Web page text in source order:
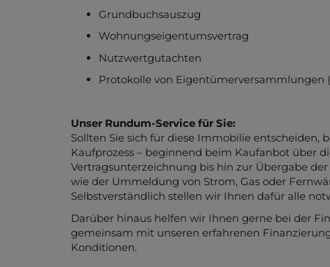
Grundbuchsauszug
Wohnungseigentumsvertrag
Nutzwertgutachten
Protokolle von Eigentümerversammlungen
Unser Rundum-Service für Sie:
Sollten Sie sich für diese Immobilie
Kaufprozess – beginnend beim Kaufanbot über
Vertragsunterzeichnung bis hin zur Übergabe
wie der Ummeldung von Strom, Gas oder
Selbstverständlich stellen wir Ihnen dafür alle
Darüber hinaus helfen wir Ihnen gerne bei der
gemeinsam mit unseren erfahrenen
Konditionen.